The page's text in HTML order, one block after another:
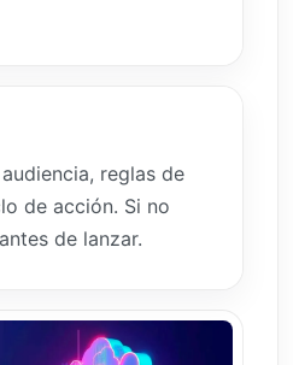
reglas de
de acción. Si no
de lanzar.